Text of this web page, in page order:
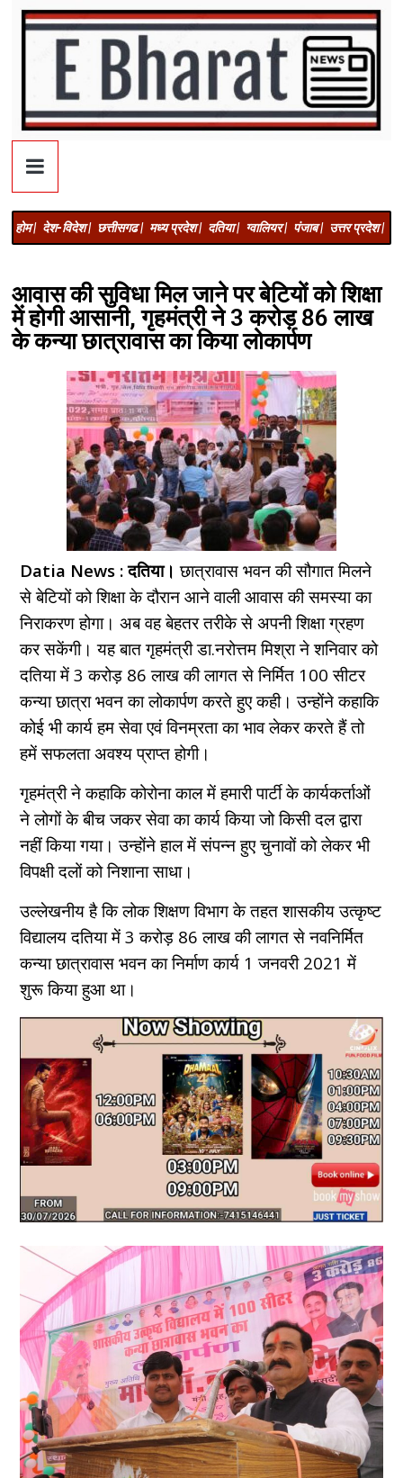
होम | देश-विदेश | छत्तीसगढ | मध्य प्रदेश | दतिया | ग्वालियर | पंजाब | उत्तर प्रदेश |
आवास की सुविधा मिल जाने पर बेटियों को शिक्षा
में होगी आसानी, गृहमंत्री ने 3 करोड़ 86 लाख
के कन्या छात्रावास का किया लोकार्पण
Datia News : दतिया। छात्रावास भवन की सौगात मिलने
से बेटियों को शिक्षा के दौरान आने वाली आवास की समस्या का
निराकरण होगा। अब वह बेहतर तरीके से अपनी शिक्षा ग्रहण
कर सकेंगी। यह बात गृहमंत्री डा.नरोत्तम मिश्रा ने शनिवार को
दतिया में 3 करोड़ 86 लाख की लागत से निर्मित 100 सीटर
कन्या छात्रा भवन का लोकार्पण करते हुए कही। उन्होंने कहाकि
कोई भी कार्य हम सेवा एवं विनम्रता का भाव लेकर करते हैं तो
हमें सफलता अवश्य प्राप्त होगी।
गृहमंत्री ने कहाकि कोरोना काल में हमारी पार्टी के कार्यकर्ताओं
ने लोगों के बीच जकर सेवा का कार्य किया जो किसी दल द्वारा
नहीं किया गया। उन्होंने हाल में संपन्न हुए चुनावों को लेकर भी
विपक्षी दलों को निशाना साधा।
उल्लेखनीय है कि लोक शिक्षण विभाग के तहत शासकीय उत्कृष्ट
विद्यालय दतिया में 3 करोड़ 86 लाख की लागत से नवनिर्मित
कन्या छात्रावास भवन का निर्माण कार्य 1 जनवरी 2021 में
शुरू किया हुआ था।